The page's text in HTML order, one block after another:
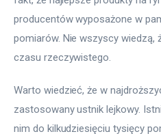
producentów wyposażone w
pomiarów. Nie wszyscy wiedzą,
czasu rzeczywistego.
Warto wiedzieć, że w
zastosowany ustnik lejkowy.
nim do kilkudziesięciu tysięcy